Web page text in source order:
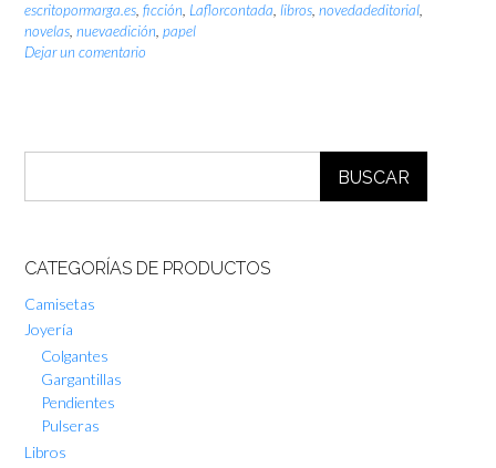
escritopormarga.es, ficción, Laflorcontada, libros, novedadeditorial,
novelas, nuevaedición, papel
Dejar un comentario
BUSCAR
CATEGORÍAS DE PRODUCTOS
Camisetas
Joyería
Colgantes
Gargantillas
Pendientes
Pulseras
Libros